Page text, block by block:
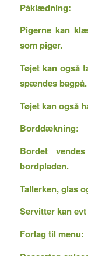
Påklædning:
Pigerne kan
som piger.
Tøjet kan også
spændes bagpå.
Tøjet kan også
Borddækning:
Bordet
bordpladen.
Tallerken, glas
Servitter kan
Forlag til menu: